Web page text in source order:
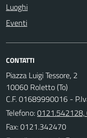
Luoghi
Eventi
CONTATTI
Piazza Luigi Tessore, 2
10060 Roletto (To)
C.F. 01689990016 -
Telefono:
Fax: 0121.342470